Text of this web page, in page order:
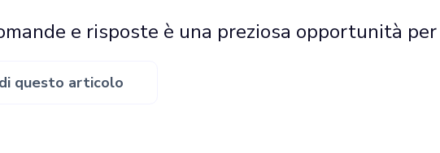
e risposte è una preziosa opportunità
questo articolo